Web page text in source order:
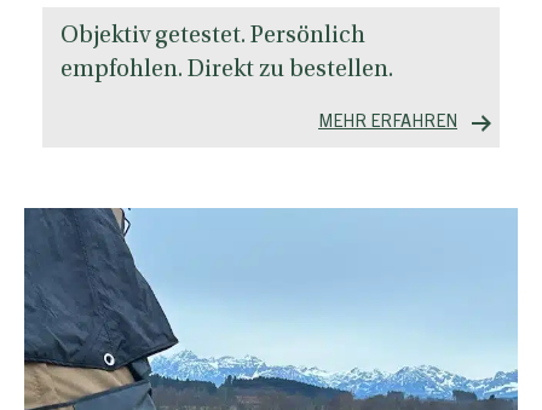
Objektiv getestet. Persönlich
empfohlen. Direkt zu bestellen.
MEHR ERFAHREN